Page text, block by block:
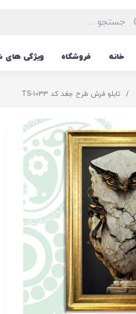
خانه فروشگاه ویژگی های
تابلو فرش طرح جغد کد TS-1033